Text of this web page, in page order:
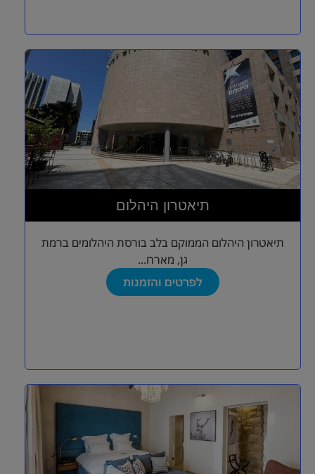
תיאטרון היהלום
תיאטרון היהלום הממוקם בלב בורסת היהלומים ברמת
גן, מארח...
לפרטים והזמנות